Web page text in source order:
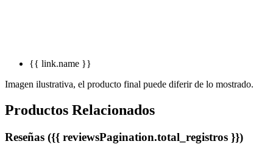
{{ link.name }}
Imagen ilustrativa, el producto final puede diferir de lo mostrado.
Productos Relacionados
Reseñas ({{ reviewsPagination.total_registros }})